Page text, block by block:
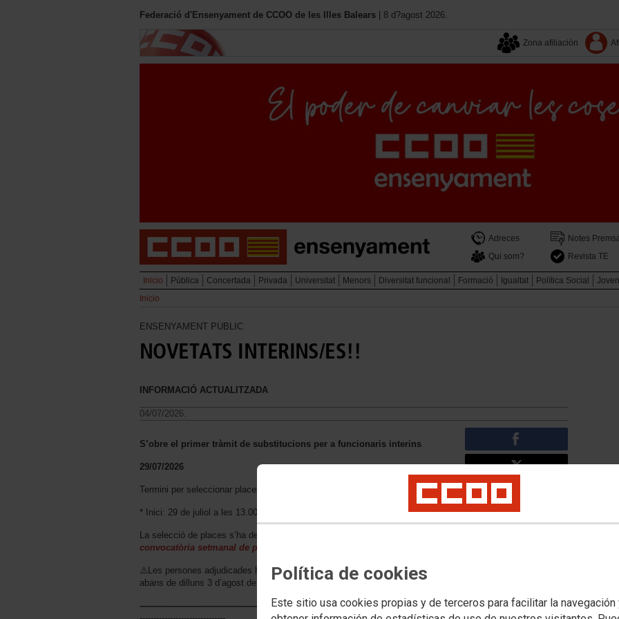
Política de cookies
Este sitio usa cookies propias y de terceros para facilitar la navegación
Federació d'Ensenyament de CCOO de les Illes Balears | 8 d?agost 2026.
Zona afiliación
Adreces Notes
Qui som?
Revista TE
Inicio Pública Concertada Privada Universitat Menors Diversitat funcional Formació Igualtat Política Social
Inicio
ENSENYAMENT PÚBLIC
NOVETATS INTERINS/ES!!
INFORMACIÓ ACTUALITZADA
04/07/2026.
S’obre el primer tràmit de substitucions per a funcionaris interins
29/07/2026
Termini per seleccionar places:
* Inici: 29 de juliol a les 13.00 h* Final: 31 de juliol a les 09.59 h
La selecció de places s’ha de fer a través del Portal del Docent Interí, dins la
convocatòria setmanal de places...
⚠️Les persones adjudicades han de fer la presa de possessió provisional
abans de dilluns 3 d’agost de 2026 a les 10.00 h.
------------------------------------------------------------------------------------------------------------------